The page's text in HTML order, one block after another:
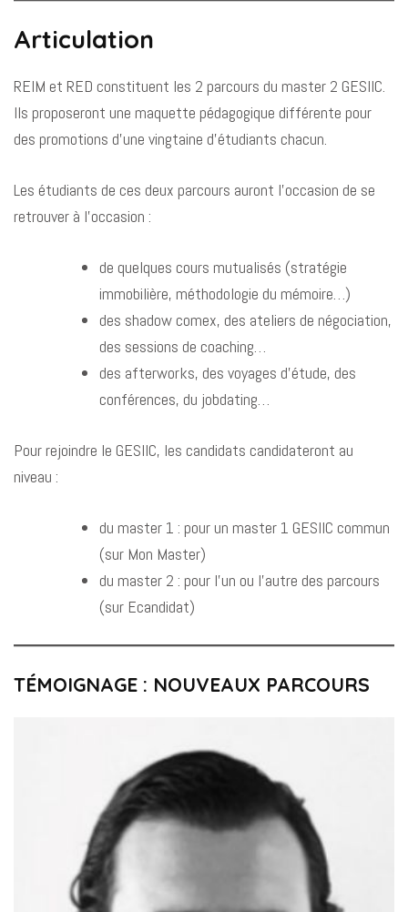
Articulation
REIM et RED constituent les 2 parcours du master 2 GESIIC.
Ils proposeront une maquette pédagogique différente pour
des promotions d’une vingtaine d’étudiants chacun.
Les étudiants de ces deux parcours auront l’occasion de se
retrouver à l’occasion :
de quelques cours mutualisés (stratégie
immobilière, méthodologie du mémoire…)
des shadow comex, des ateliers de négociation,
des sessions de coaching…
des afterworks, des voyages d’étude, des
conférences, du jobdating…
Pour rejoindre le GESIIC, les candidats candidateront au
niveau :
du master 1 : pour un master 1 GESIIC commun
(sur Mon Master)
du master 2 : pour l’un ou l’autre des parcours
(sur Ecandidat)
TÉMOIGNAGE : NOUVEAUX PARCOURS